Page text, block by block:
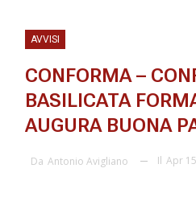
AVVISI
CONFORMA –
BASILICATA
AUGURA BUONA
Da Antonio Avigliano Il Apr